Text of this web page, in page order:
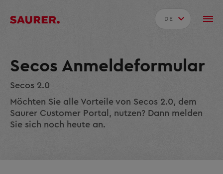
DE
Secos Anmeldeformular
Secos 2.0
Möchten Sie alle Vorteile von Secos 2.0, dem
Saurer Customer Portal, nutzen? Dann melden
Sie sich noch heute an.